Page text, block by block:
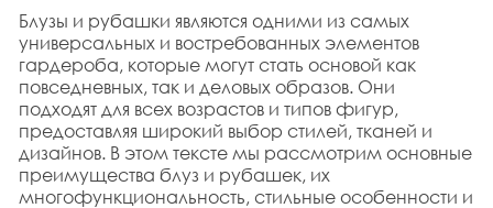
Блузы и рубашки являются одними из самых
универсальных и востребованных элементов
гардероба, которые могут стать основой как
повседневных, так и деловых образов. Они
подходят для всех возрастов и типов фигур,
предоставляя широкий выбор стилей, тканей и
дизайнов. В этом тексте мы рассмотрим основные
преимущества блуз и рубашек, их
многофункциональность, стильные особенности и